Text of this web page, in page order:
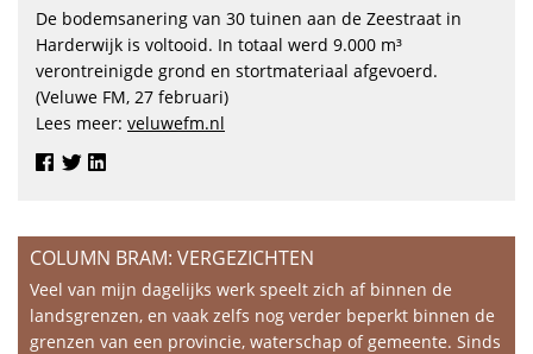
De bodemsanering van 30 tuinen aan de Zeestraat in
Harderwijk is voltooid. In totaal werd 9.000 m³
verontreinigde grond en stortmateriaal afgevoerd.
(Veluwe FM, 27 februari)
Lees meer: veluwefm.nl
COLUMN BRAM: VERGEZICHTEN
Veel van mijn dagelijks werk speelt zich af binnen de
landsgrenzen, en vaak zelfs nog verder beperkt binnen de
grenzen van een provincie, waterschap of gemeente. Sinds